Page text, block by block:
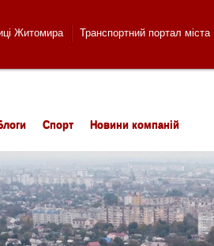
Житомира Транспортний портал міста
Спорт Новини компаній